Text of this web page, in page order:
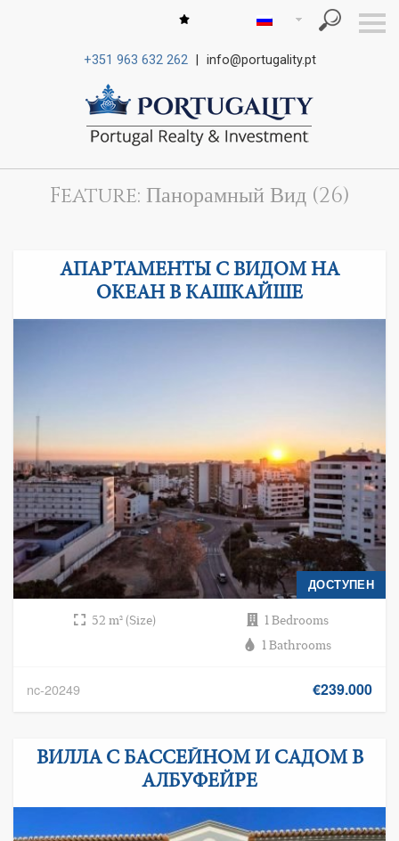
+351 963 632 262 info@portugality.pt
S
k
Feature: Панорамный Вид (26)
АПАРТАМЕНТЫ С ВИДОМ НА
ОКЕАН В КАШКАЙШЕ
ДОСТУПЕН
52 m² (Size)
1 Bedrooms
1 Bathrooms
nc-20249 €239.000
ВИЛЛА С БАССЕЙНОМ И САДОМ В
АЛБУФЕЙРЕ